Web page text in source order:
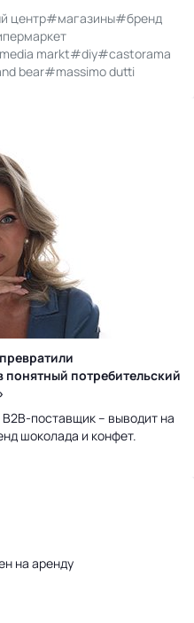
центр#магазины#бренд
markt#diy#castorama
bear#massimo dutti
понятный потребительский
поставщик – выводит на
шоколада и конфет.
на аренду